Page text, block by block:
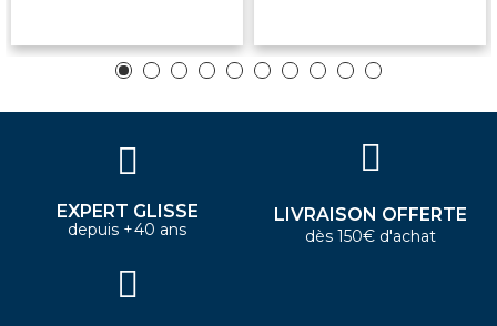
EXPERT GLISSE
depuis +40 ans
LIVRAISON OFFERTE
dès 150€ d'achat